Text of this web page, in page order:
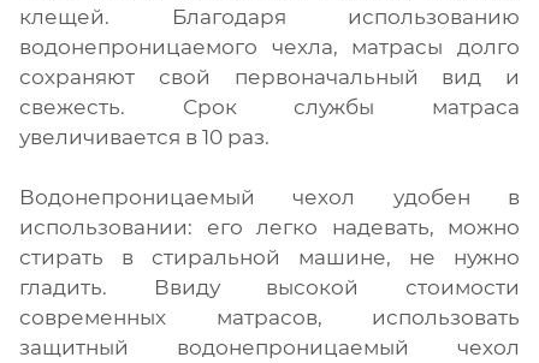
клещей. Благодаря использованию
водонепроницаемого чехла, матрасы долго
сохраняют свой первоначальный вид и
свежесть. Срок службы матраса
увеличивается в 10 раз.
Водонепроницаемый чехол удобен в
использовании: его легко надевать, можно
стирать в стиральной машине, не нужно
гладить. Ввиду высокой стоимости
современных матрасов, использовать
защитный водонепроницаемый чехол